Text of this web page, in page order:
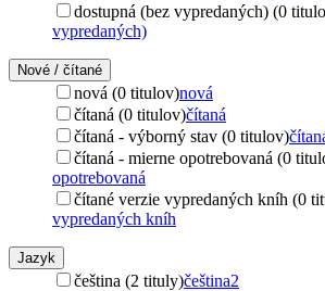
dostupná (bez vypredaných) (0
vypredaných)
Nové / čítané
nová (0 titulov)nová
čítaná (0 titulov)čítaná
čítaná - výborný stav (0 titulov)
čítaná - mierne opotrebovaná (0
opotrebovaná
čítané verzie vypredaných kníh (0
vypredaných kníh
Jazyk
čeština (2 tituly)čeština2